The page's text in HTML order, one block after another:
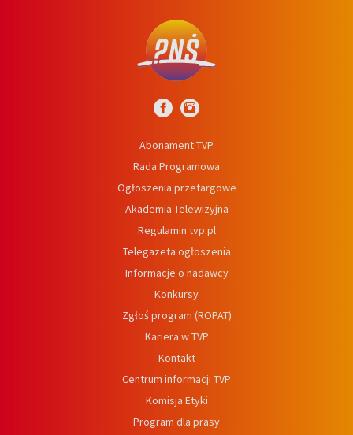
Abonament TVP
Rada Programowa
Ogłoszenia przetargowe
Akademia Telewizyjna
Regulamin tvp.pl
Telegazeta ogłoszenia
Informacje o nadawcy
Konkursy
Zgłoś program (ROPAT)
Kariera w TVP
Kontakt
Centrum informacji TVP
Komisja Etyki
Program dla prasy